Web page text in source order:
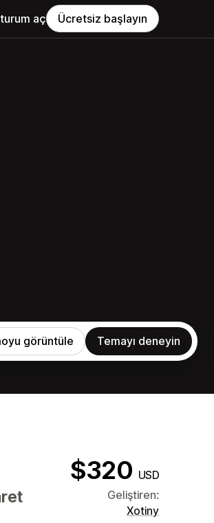
aç Ücretsiz başlayın
görüntüle Temayı deneyin
$320 USD
Geliştiren:
Xotiny